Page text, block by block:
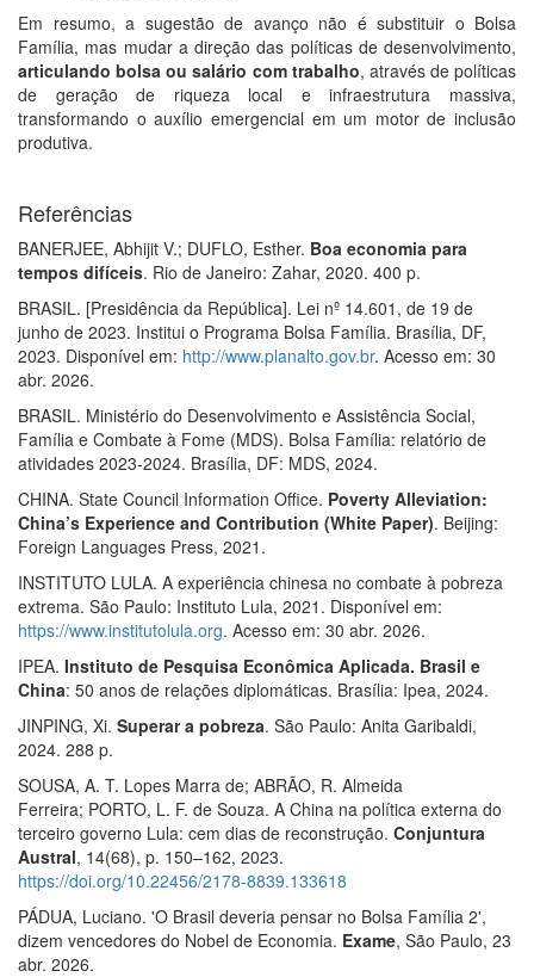
Em resumo, a sugestão de avanço não é substituir o Bolsa
Família, mas mudar a direção das políticas de desenvolvimento,
articulando bolsa ou salário com trabalho, através de políticas
de geração de riqueza local e infraestrutura massiva,
transformando o auxílio emergencial em um motor de inclusão
produtiva.
Referências
BANERJEE, Abhijit V.; DUFLO, Esther. Boa economia para
tempos difíceis. Rio de Janeiro: Zahar, 2020. 400 p.
BRASIL. [Presidência da República]. Lei nº 14.601, de 19 de
junho de 2023. Institui o Programa Bolsa Família. Brasília, DF,
2023. Disponível em: http://www.planalto.gov.br. Acesso em: 30
abr. 2026.
BRASIL. Ministério do Desenvolvimento e Assistência Social,
Família e Combate à Fome (MDS). Bolsa Família: relatório de
atividades 2023-2024. Brasília, DF: MDS, 2024.
CHINA. State Council Information Office. Poverty Alleviation:
China’s Experience and Contribution (White Paper). Beijing:
Foreign Languages Press, 2021.
INSTITUTO LULA. A experiência chinesa no combate à pobreza
extrema. São Paulo: Instituto Lula, 2021. Disponível em:
https://www.institutolula.org. Acesso em: 30 abr. 2026.
IPEA. Instituto de Pesquisa Econômica Aplicada. Brasil e
China: 50 anos de relações diplomáticas. Brasília: Ipea, 2024.
JINPING, Xi. Superar a pobreza. São Paulo: Anita Garibaldi,
2024. 288 p.
SOUSA, A. T. Lopes Marra de; ABRÃO, R. Almeida
Ferreira; PORTO, L. F. de Souza. A China na política externa do
terceiro governo Lula: cem dias de reconstrução. Conjuntura
Austral, 14(68), p. 150–162, 2023.
https://doi.org/10.22456/2178-8839.133618
PÁDUA, Luciano. 'O Brasil deveria pensar no Bolsa Família 2',
dizem vencedores do Nobel de Economia. Exame, São Paulo, 23
abr. 2026.